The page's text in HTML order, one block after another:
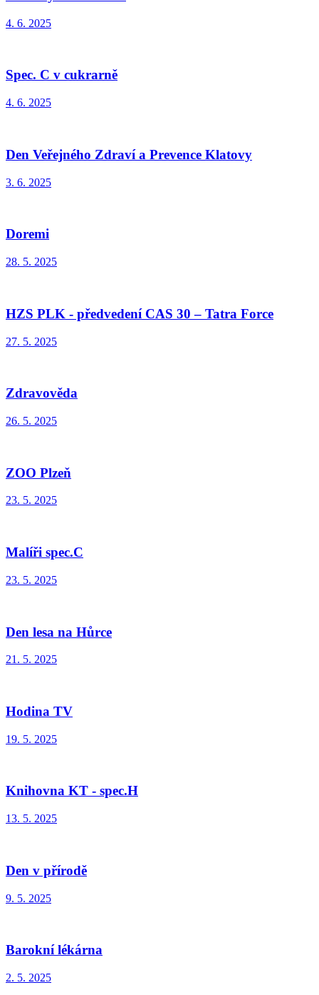
4. 6. 2025
Spec. C v cukrarně
4. 6. 2025
Den Veřejného Zdraví a Prevence Klatovy
3. 6. 2025
Doremi
28. 5. 2025
HZS PLK - předvedení CAS 30 – Tatra Force
27. 5. 2025
Zdravověda
26. 5. 2025
ZOO Plzeň
23. 5. 2025
Malíři spec.C
23. 5. 2025
Den lesa na Hůrce
21. 5. 2025
Hodina TV
19. 5. 2025
Knihovna KT - spec.H
13. 5. 2025
Den v přírodě
9. 5. 2025
Barokní lékárna
2. 5. 2025